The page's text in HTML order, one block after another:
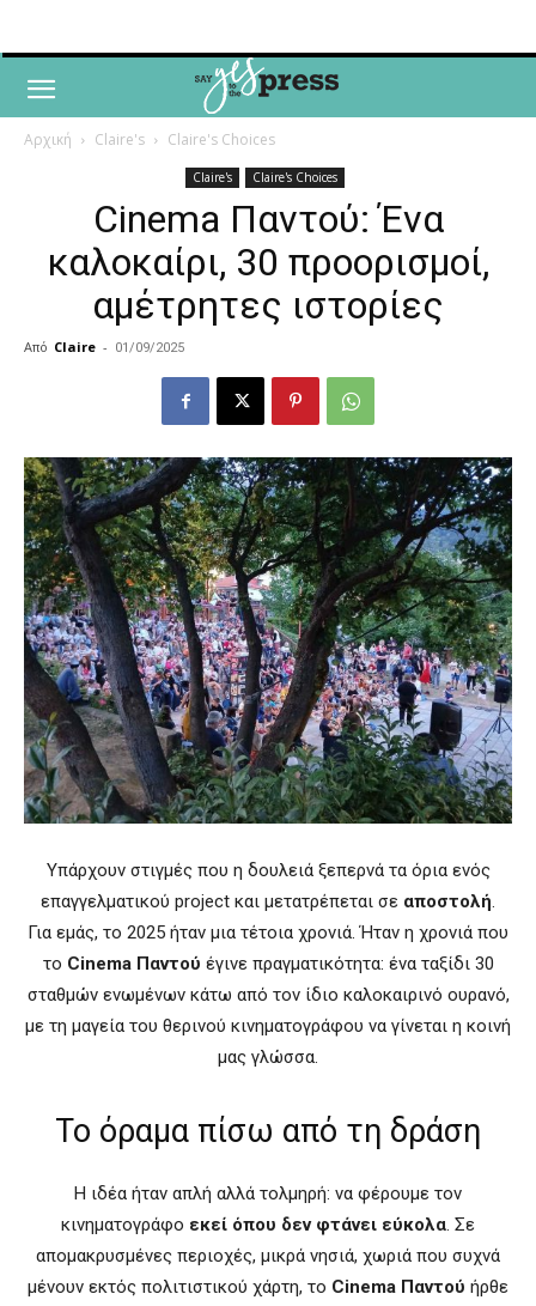
Αρχική Claire's Claire's Choices
Claire's Claire's Choices
Cinema Παντού: Ένα
καλοκαίρι, 30 προορισμοί,
αμέτρητες ιστορίες
Από Claire - 01/09/2025
Υπάρχουν στιγμές που η δουλειά ξεπερνά τα όρια ενός
επαγγελματικού project και μετατρέπεται σε αποστολή.
Για εμάς, το 2025 ήταν μια τέτοια χρονιά. Ήταν η χρονιά που
το Cinema Παντού έγινε πραγματικότητα: ένα ταξίδι 30
σταθμών ενωμένων κάτω από τον ίδιο καλοκαιρινό ουρανό,
με τη μαγεία του θερινού κινηματογράφου να γίνεται η κοινή
μας γλώσσα.
Το όραμα πίσω από τη δράση
Η ιδέα ήταν απλή αλλά τολμηρή: να φέρουμε τον
κινηματογράφο εκεί όπου δεν φτάνει εύκολα. Σε
απομακρυσμένες περιοχές, μικρά νησιά, χωριά που συχνά
μένουν εκτός πολιτιστικού χάρτη, το Cinema Παντού ήρθε